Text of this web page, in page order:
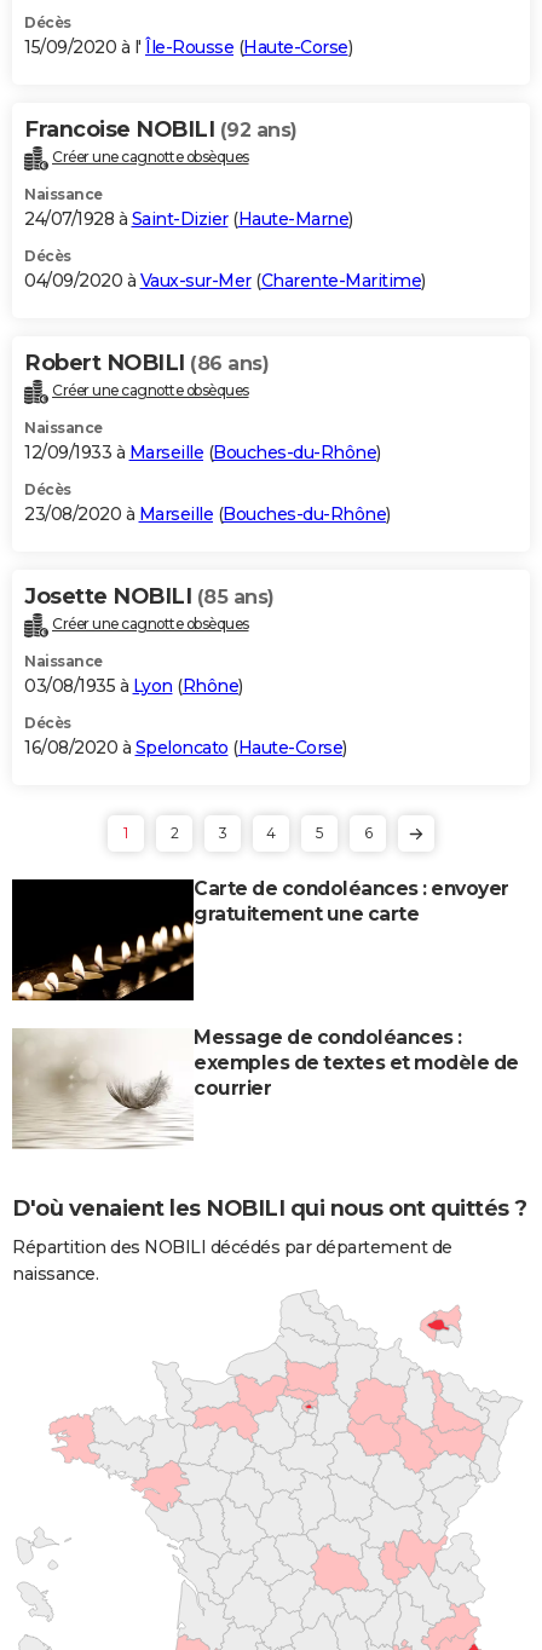
Décès
15/09/2020 à l' Île-Rousse (Haute-Corse)
Francoise NOBILI (92 ans)
Créer une cagnotte obsèques
Naissance
24/07/1928 à Saint-Dizier(Haute-Marne)
Décès
04/09/2020 à Vaux-sur-Mer(Charente-Maritime)
Robert NOBILI (86 ans)
Créer une cagnotte obsèques
Naissance
12/09/1933 à Marseille (Bouches-du-Rhône)
Décès
23/08/2020 à Marseille (Bouches-du-Rhône)
Josette NOBILI (85 ans)
Créer une cagnotte obsèques
Naissance
03/08/1935 à Lyon (Rhône)
Décès
16/08/2020 à Speloncato (Haute-Corse)
1 2 3 4 5 6
Carte de condoléances : envoyer
gratuitement une carte
Message de condoléances :
exemples de textes et modèle de
courrier
D'où venaient les NOBILI qui nous ont quittés ?
Répartition des NOBILI décédés par département de
naissance.